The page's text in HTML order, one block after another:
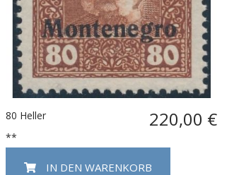
80 Heller 220,00 €
**
IN DEN WARENKORB